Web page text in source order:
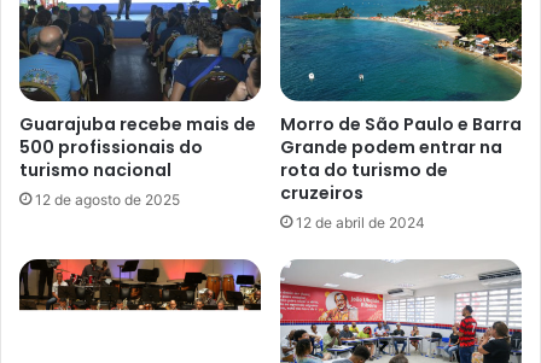
Guarajuba recebe mais de
500 profissionais do
turismo nacional
12 de agosto de 2025
Morro de São Paulo e Barra
Grande podem entrar na
rota do turismo de
cruzeiros
12 de abril de 2024